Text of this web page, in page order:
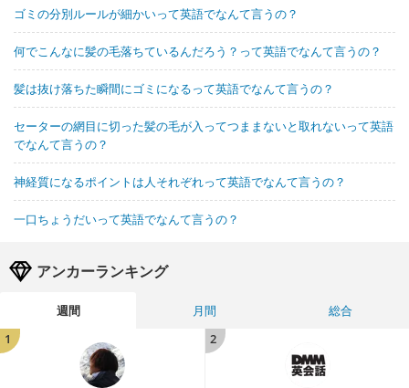
ゴミの分別ルールが細かいって英語でなんて言うの？
何でこんなに髪の毛落ちているんだろう？って英語でなんて言うの？
髪は抜け落ちた瞬間にゴミになるって英語でなんて言うの？
セーターの網目に切った髪の毛が入ってつままないと取れないって英語
でなんて言うの？
神経質になるポイントは人それぞれって英語でなんて言うの？
一口ちょうだいって英語でなんて言うの？
アンカーランキング
週間 月間
総合
1
2